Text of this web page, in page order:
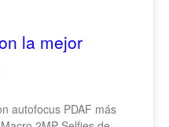
la mejor
autofocus PDAF más